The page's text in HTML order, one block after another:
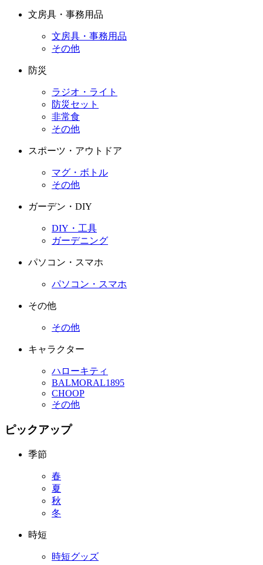
文房具・事務用品
文房具・事務用品
その他
防災
ラジオ・ライト
防災セット
非常食
その他
スポーツ・アウトドア
マグ・ボトル
その他
ガーデン・DIY
DIY・工具
ガーデニング
パソコン・スマホ
パソコン・スマホ
その他
その他
キャラクター
ハローキティ
BALMORAL1895
CHOOP
その他
ピックアップ
季節
春
夏
秋
冬
時短
時短グッズ